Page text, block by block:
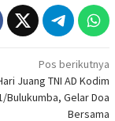
Pos berikutnya
Juang TNI AD Kodim
Bulukumba, Gelar Doa
Bersama